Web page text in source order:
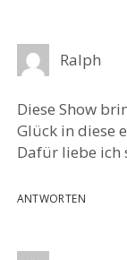
Ralph
Diese Show
Glück in diese
Dafür liebe ich
ANTWORTEN